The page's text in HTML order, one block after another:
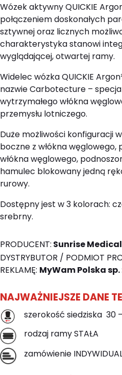
Wózek aktywny QUICKIE
połączeniem doskonałych
sztywnej oraz licznych
charakterystyka stanowi
wyglądającej, otwartej ramy.
Widelec wózka QUICKIE
nazwie Carbotecture –
wytrzymałego włókna
przemysłu lotniczego.
Duże możliwości konfiguracji
boczne z włókna
włókna węglowego,
hamulec blokowany jedną
rurowy.
Dostępny jest w 3 kolorach:
srebrny.
PRODUCENT: Sunrise
DYSTRYBUTOR / PODMIOT
REKLAMĘ: MyWam Polska sp.
NAJWAŻNIEJSZE DANE
szerokość siedziska 30
rodzaj ramy STAŁA
zamówienie